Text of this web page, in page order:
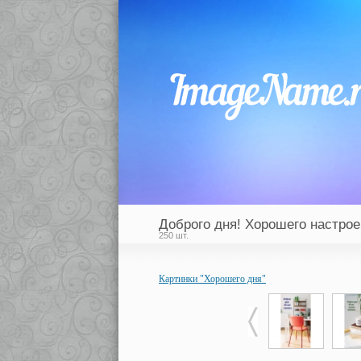
Доброго дня! Хорошего
250 шт.
Картинки "Хорошего дня"